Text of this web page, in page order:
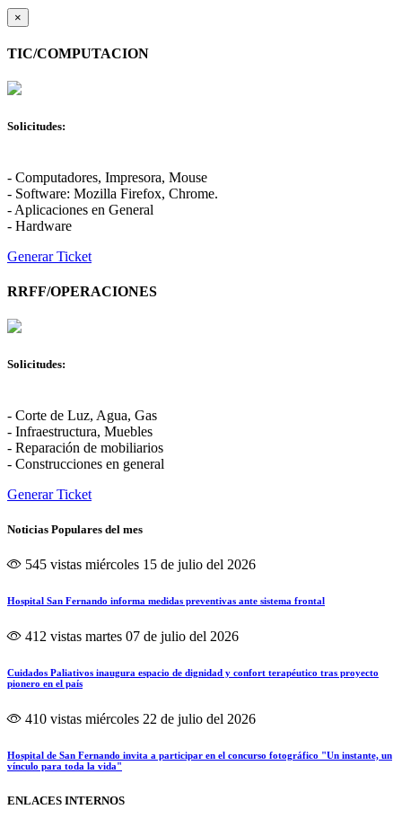
×
TIC/COMPUTACION
Solicitudes:
- Computadores, Impresora, Mouse
- Software: Mozilla Firefox, Chrome.
- Aplicaciones en General
- Hardware
Generar Ticket
RRFF/OPERACIONES
Solicitudes:
- Corte de Luz, Agua, Gas
- Infraestructura, Muebles
- Reparación de mobiliarios
- Construcciones en general
Generar Ticket
Noticias Populares del mes
545 vistas miércoles 15 de julio del 2026
Hospital San Fernando informa medidas preventivas ante sistema frontal
412 vistas martes 07 de julio del 2026
Cuidados Paliativos inaugura espacio de dignidad y confort terapéutico tras proyecto
pionero en el país
410 vistas miércoles 22 de julio del 2026
Hospital de San Fernando invita a participar en el concurso fotográfico "Un instante, un
vínculo para toda la vida"
ENLACES INTERNOS